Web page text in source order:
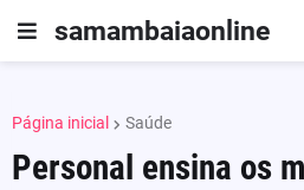
samambaiaonline
Página inicial Saúde
Personal ensina os